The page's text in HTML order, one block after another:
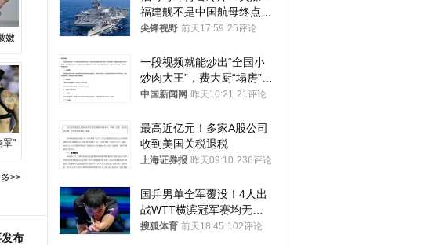
嫩
罩"
>>
布
福建舰不是中国航母终点，
而是新起点！
尖锋视野 前天17:59 25评论
一段视频就能炒出“全国小
炒肉大王”，费大厨“塌房”了
吗？
中国新闻网 昨天10:21 21评论
最高近亿元！多家A股公司
收到美国关税退税
上海证券报 昨天09:10 236评论
国乒男单全军覆没！4人出
战WTT横滨冠军赛均无缘
八强
搜狐体育 前天18:45 102评论